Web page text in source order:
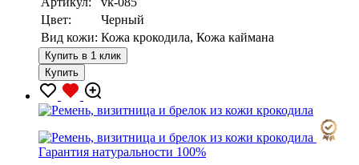
Цвет:
Черный
Вид кожи: Кожа крокодила, Кожа каймана
Купить в 1 клик
Купить
Гарантия натуральности 100%